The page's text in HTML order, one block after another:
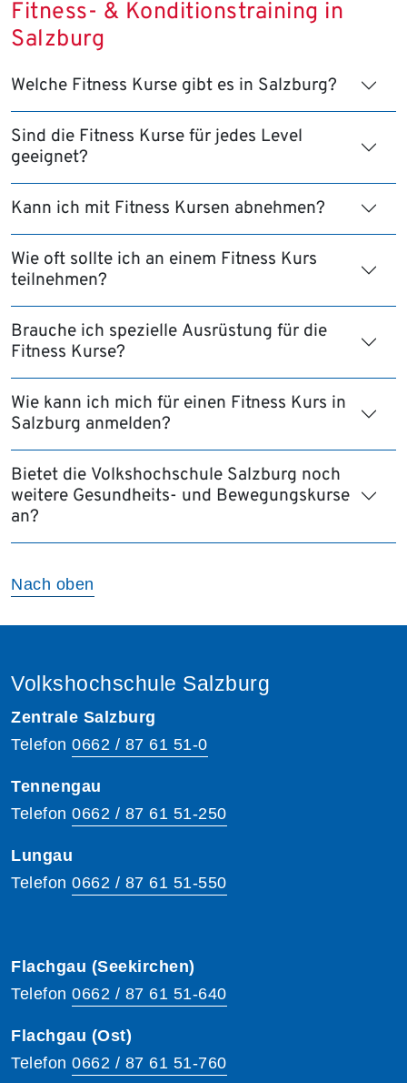
Fitness- & Konditionstraining in
Salzburg
Welche Fitness Kurse gibt es in Salzburg?
Sind die Fitness Kurse für jedes Level
geeignet?
Kann ich mit Fitness Kursen abnehmen?
Wie oft sollte ich an einem Fitness Kurs
teilnehmen?
Brauche ich spezielle Ausrüstung für die
Fitness Kurse?
Wie kann ich mich für einen Fitness Kurs in
Salzburg anmelden?
Bietet die Volkshochschule Salzburg noch
weitere Gesundheits- und Bewegungskurse
an?
Nach oben
Volkshochschule Salzburg
Zentrale Salzburg
Telefon 0662 / 87 61 51-0
Tennengau
Telefon 0662 / 87 61 51-250
Lungau
Telefon 0662 / 87 61 51-550
Flachgau (Seekirchen)
Telefon 0662 / 87 61 51-640
Flachgau (Ost)
Telefon 0662 / 87 61 51-760